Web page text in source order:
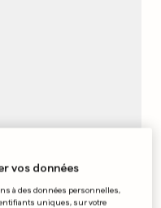
vos données
à des données personnelles,
uniques, sur votre